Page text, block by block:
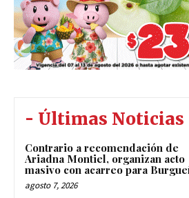
- Últimas Noticias
Contrario a recomendación de
Ariadna Montiel, organizan acto
masivo con acarreo para
agosto 7, 2026